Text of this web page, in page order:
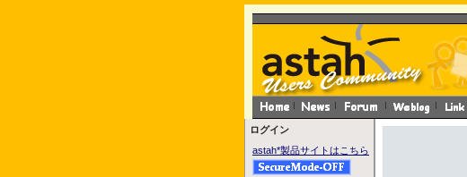
ログイン
astah*製品サイトはこちら